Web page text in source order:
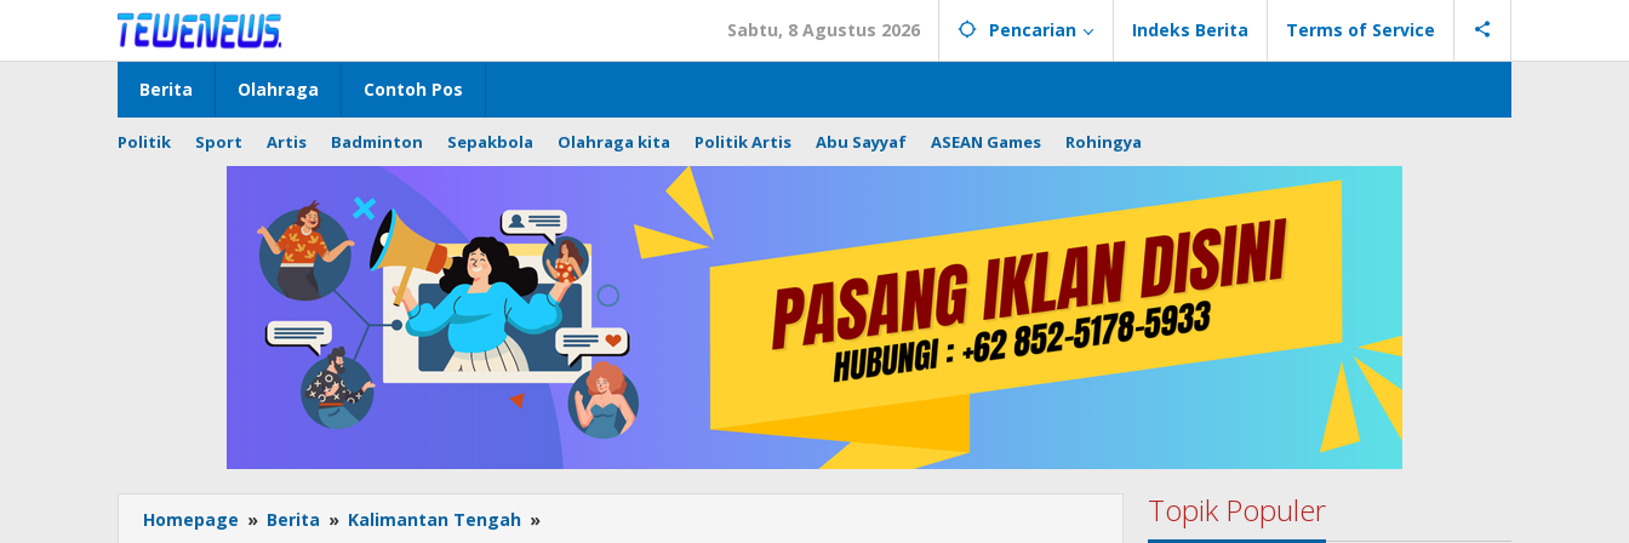
konten
Sabtu, 8 Agustus 2026 Pencarian Indeks Berita Terms of Service
Berita Olahraga Contoh Pos
Politik Sport Artis Badminton Sepakbola Olahraga kita Politik Artis Abu Sayyaf ASEAN Games Rohingya
Homepage » Berita » Kalimantan Tengah » Topik Populer